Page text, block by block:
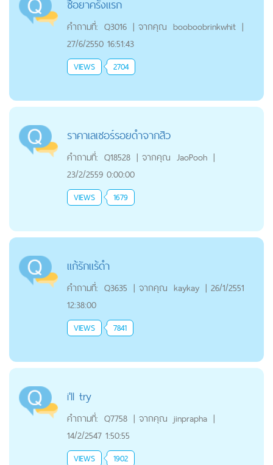
ซื้อยาครั้งแรก
คำถามที่: Q3016 | จากคุณ booboobrinkwhit |
27/6/2550 16:51:43
VIEWS 2704
ราคาเลเซอร์รอยดำจากสิว
คำถามที่: Q18528 | จากคุณ JaoPooh |
23/2/2559 0:00:00
VIEWS 1679
แก้รักแร้ดำ
คำถามที่: Q3635 | จากคุณ kaykay | 26/1/2551
12:38:00
VIEWS 7841
i'll try
คำถามที่: Q7758 | จากคุณ jinprapha |
14/2/2547 1:50:55
VIEWS 1902